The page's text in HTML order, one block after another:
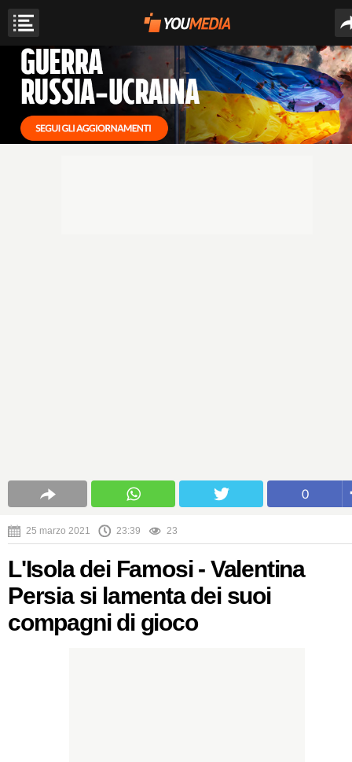
0
25 marzo 2021 23:39 23
L'Isola dei Famosi - Valentina
Persia si lamenta dei suoi
compagni di gioco